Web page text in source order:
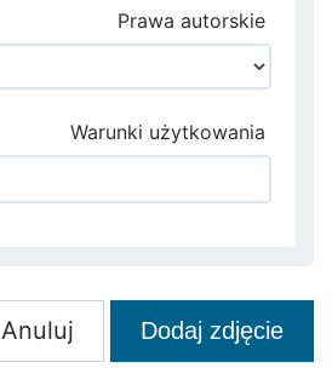
Prawa autorskie
Warunki użytkowania
Anuluj Dodaj zdjęcie